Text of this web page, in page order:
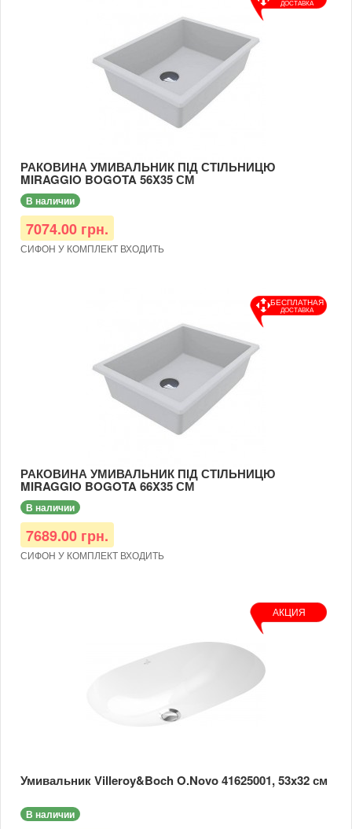
ДОСТАВКА
РАКОВИНА УМИВАЛЬНИК ПІД СТІЛЬНИЦЮ
MIRAGGIO BOGOTA 56X35 СМ
В наличии
7074.00 грн.
СИФОН У КОМПЛЕКТ ВХОДИТЬ
БЕСПЛАТНАЯ
ДОСТАВКА
РАКОВИНА УМИВАЛЬНИК ПІД СТІЛЬНИЦЮ
MIRAGGIO BOGOTA 66X35 СМ
В наличии
7689.00 грн.
СИФОН У КОМПЛЕКТ ВХОДИТЬ
АКЦИЯ
Умивальник Villeroy&Boch O.Novo 41625001, 53x32 см
В наличии